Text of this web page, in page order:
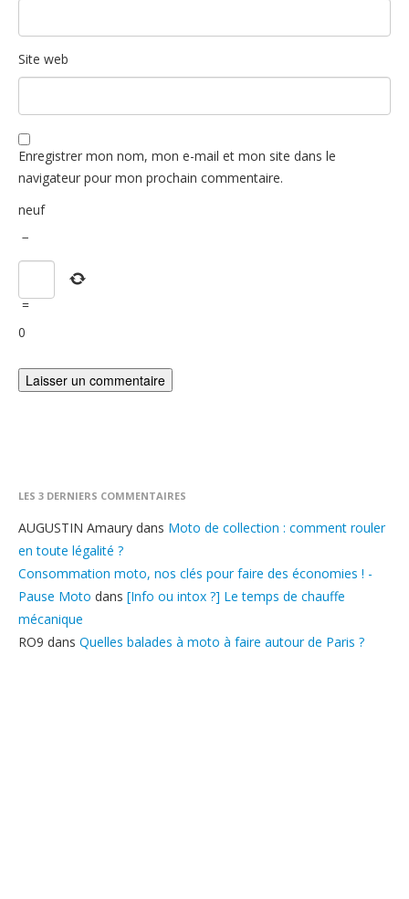
Site web
Enregistrer mon nom, mon e-mail et mon site dans le
navigateur pour mon prochain commentaire.
neuf
−
=
0
LES 3 DERNIERS COMMENTAIRES
AUGUSTIN Amaury dans Moto de collection : comment rouler
en toute légalité ?
Consommation moto, nos clés pour faire des économies ! -
Pause Moto dans [Info ou intox ?] Le temps de chauffe
mécanique
RO9 dans Quelles balades à moto à faire autour de Paris ?